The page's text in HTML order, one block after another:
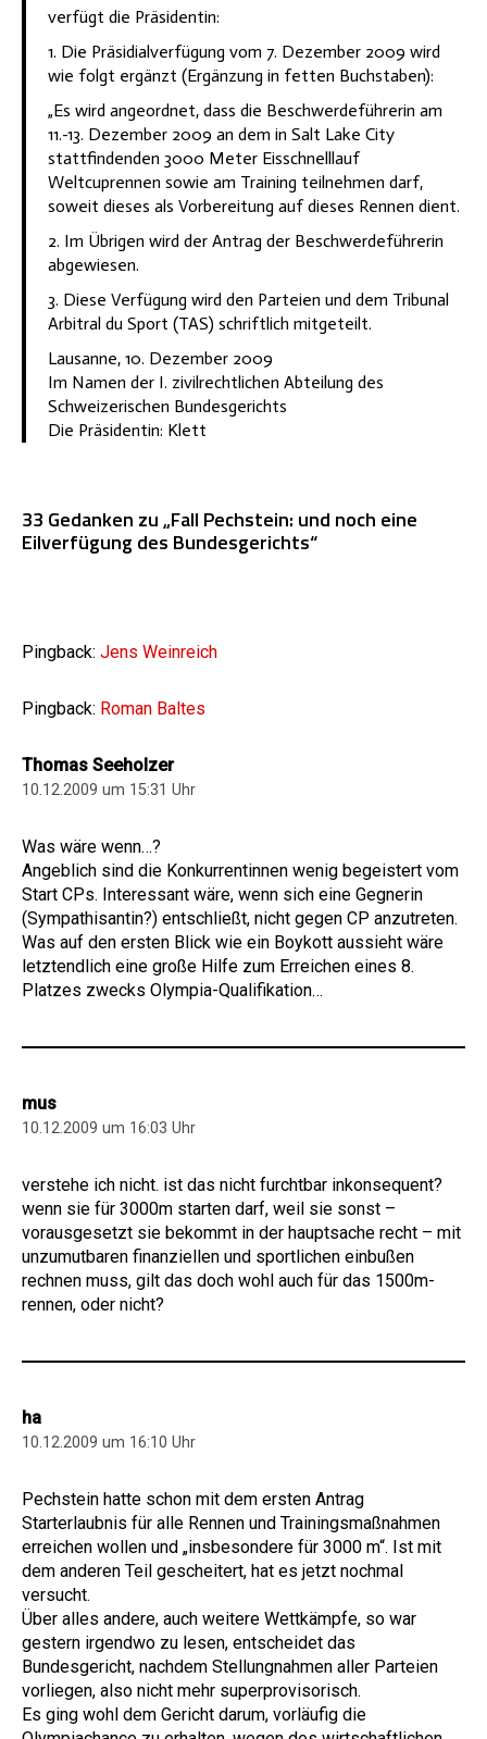
verfügt die Präsidentin:
1. Die Präsidialverfügung vom 7. Dezember 2009 wird
wie folgt ergänzt (Ergänzung in fetten Buchstaben):
„Es wird angeordnet, dass die Beschwerdeführerin am
11.-13. Dezember 2009 an dem in Salt Lake City
stattfindenden 3000 Meter Eisschnelllauf
Weltcuprennen sowie am Training teilnehmen darf,
soweit dieses als Vorbereitung auf dieses Rennen dient.
2. Im Übrigen wird der Antrag der Beschwerdeführerin
abgewiesen.
3. Diese Verfügung wird den Parteien und dem Tribunal
Arbitral du Sport (TAS) schriftlich mitgeteilt.
Lausanne, 10. Dezember 2009
Im Namen der I. zivilrechtlichen Abteilung des
Schweizerischen Bundesgerichts
Die Präsidentin: Klett
33 Gedanken zu „Fall Pechstein: und noch eine
Eilverfügung des Bundesgerichts“
Pingback: Jens Weinreich
Pingback: Roman Baltes
Thomas Seeholzer
10.12.2009 um 15:31 Uhr
Was wäre wenn…?
Angeblich sind die Konkurrentinnen wenig begeistert vom
Start CPs. Interessant wäre, wenn sich eine Gegnerin
(Sympathisantin?) entschließt, nicht gegen CP anzutreten.
Was auf den ersten Blick wie ein Boykott aussieht wäre
letztendlich eine große Hilfe zum Erreichen eines 8.
Platzes zwecks Olympia-Qualifikation…
mus
10.12.2009 um 16:03 Uhr
verstehe ich nicht. ist das nicht furchtbar inkonsequent?
wenn sie für 3000m starten darf, weil sie sonst –
vorausgesetzt sie bekommt in der hauptsache recht – mit
unzumutbaren finanziellen und sportlichen einbußen
rechnen muss, gilt das doch wohl auch für das 1500m-
rennen, oder nicht?
ha
10.12.2009 um 16:10 Uhr
Pechstein hatte schon mit dem ersten Antrag
Starterlaubnis für alle Rennen und Trainingsmaßnahmen
erreichen wollen und „insbesondere für 3000 m“. Ist mit
dem anderen Teil gescheitert, hat es jetzt nochmal
versucht.
Über alles andere, auch weitere Wettkämpfe, so war
gestern irgendwo zu lesen, entscheidet das
Bundesgericht, nachdem Stellungnahmen aller Parteien
vorliegen, also nicht mehr superprovisorisch.
Es ging wohl dem Gericht darum, vorläufig die